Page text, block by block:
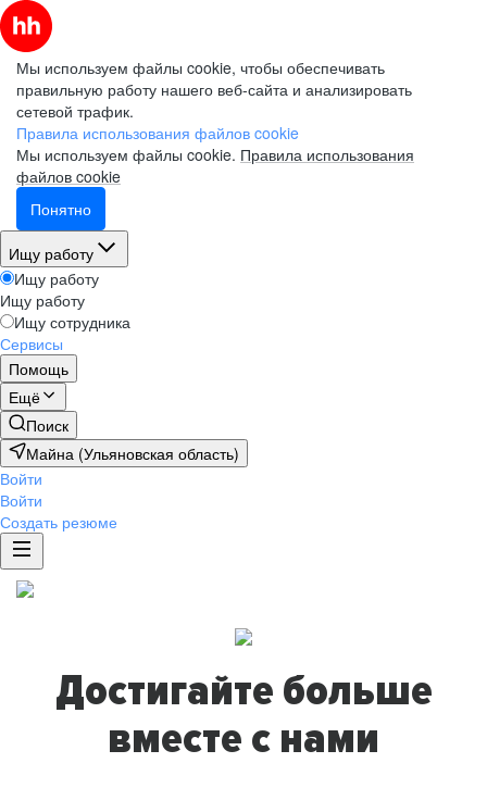
Мы используем файлы cookie, чтобы обеспечивать
правильную работу нашего веб-сайта и анализировать
сетевой трафик.
Правила использования файлов cookie
Мы используем файлы cookie. Правила использования
файлов cookie
Понятно
Ищу работу
Ищу работу
Ищу работу
Ищу сотрудника
Сервисы
Помощь
Ещё
Поиск
Майна (Ульяновская область)
Войти
Войти
Создать резюме
Достигайте больше
вместе с нами